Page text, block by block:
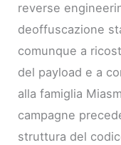
reverse
deoffuscazione
comunque a
del payload e a
alla famiglia
campagne
struttura del